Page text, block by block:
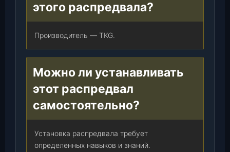
этого распредвала?
Производитель — TKG.
Можно ли устанавливать
этот распредвал
самостоятельно?
Установка распредвала требует
определенных навыков и знаний.